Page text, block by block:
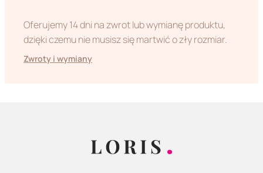
Oferujemy 14 dni na zwrot lub wymianę produktu,
dzięki czemu nie musisz się martwić o zły rozmiar.
Zwroty i wymiany